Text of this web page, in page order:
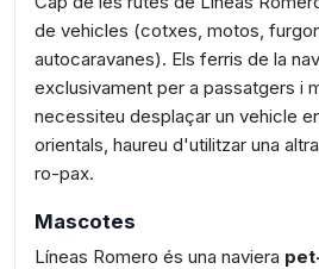
de vehicles (cotxes, motos,
autocaravanes). Els ferris de la
exclusivament per a passatgers i
necessiteu desplaçar un vehicle
orientals, haureu d'utilitzar una
ro-pax.
Mascotes
Líneas Romero és una naviera